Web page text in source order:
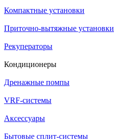
Компактные установки
Приточно-вытяжные установки
Рекуператоры
Кондиционеры
Дренажные помпы
VRF-системы
Аксессуары
Бытовые сплит-системы